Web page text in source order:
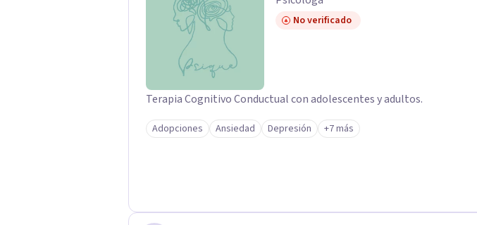
No verificado
Terapia Cognitivo Conductual con adolescentes y adultos.
Adopciones Ansiedad Depresión +7 más